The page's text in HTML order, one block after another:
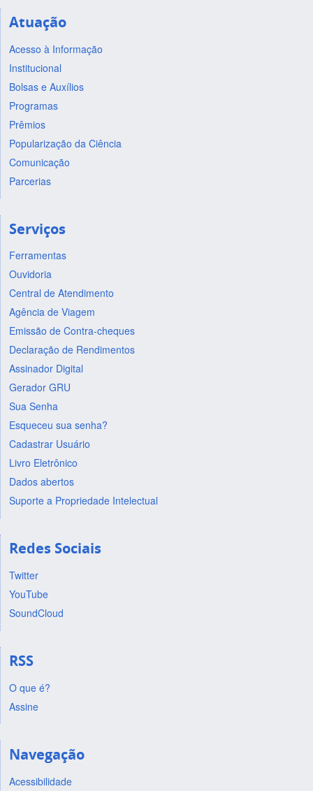
Atuação
Acesso à Informação
Institucional
Bolsas e Auxílios
Programas
Prêmios
Popularização da Ciência
Comunicação
Parcerias
Serviços
Ferramentas
Ouvidoria
Central de Atendimento
Agência de Viagem
Emissão de Contra-cheques
Declaração de Rendimentos
Assinador Digital
Gerador GRU
Sua Senha
Esqueceu sua senha?
Cadastrar Usuário
Livro Eletrônico
Dados abertos
Suporte a Propriedade Intelectual
Redes Sociais
Twitter
YouTube
SoundCloud
RSS
O que é?
Assine
Navegação
Acessibilidade